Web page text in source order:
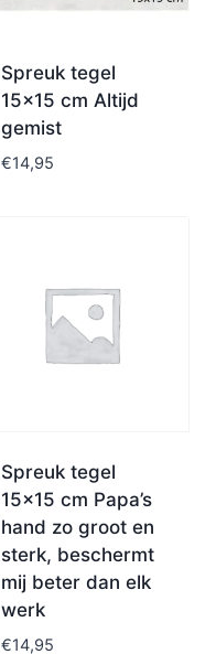
Spreuk tegel
15×15 cm Altijd
gemist
€14,95
Spreuk tegel
15×15 cm Papa’s
hand zo groot en
sterk, beschermt
mij beter dan elk
werk
€14,95